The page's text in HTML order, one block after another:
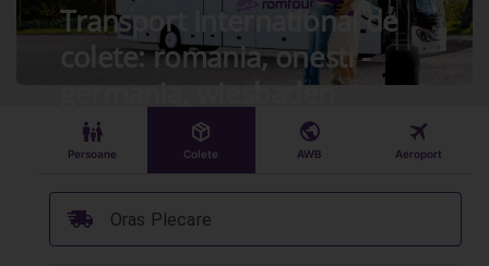
Transport International de
colete: romania, onesti -
germania, wiesbaden
󱠣
Persoane
󰏗
Colete
󰇧
AWB
󰀝
Aeroport
Oras Plecare
󰞈